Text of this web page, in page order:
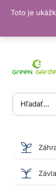
Toto je
Vyhľadať: